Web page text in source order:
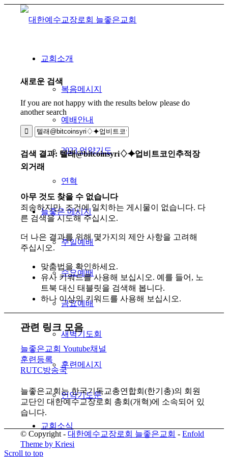
교회소개
복음메시지
예배안내
2023 언약기도
연혁
늘좋은 메시지
주일예배
수요예배
금요예배
새벽기도회
훈련메시지
언약기도문
교회소식
새로운 검색
If you are not happy with the results below please do
another search
검색 결과: 텔래@bitcoinsyri♢⯌업비트코인추적장
외거래
아무 것도 찾을 수 없습니다
죄송하지만, 조건에 일치하는 게시물이 없습니다. 다
른 검색을 시도해 주십시오.
더 나은 결과를 위해 몇가지의 제안 사항을 고려해
주십시오.
맞춤법을 확인하세요.
유사 키워드를 사용해 보십시오. 예를 들어, 노
트북 대신 태블릿을 검색해 봅니다.
하나 이상의 키워드를 사용해 보십시오.
관련 링크 모음
늘좋은교회 Youtube채널
훈련등록
RUTC방송국
늘좋은교회는 한국기독교총연합회(한기총)의 회원
교단인 대한예수교장로회 총회(개혁)에 소속되어 있
습니다.
© Copyright -대한예수교장로회 늘좋은교회 -Enfold
Theme by Kriesi
Scroll to top